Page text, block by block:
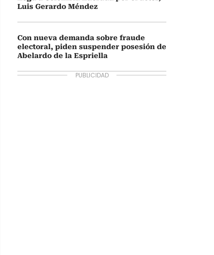
Luis Gerardo Méndez
Con nueva demanda sobre fraude
electoral, piden suspender posesión de
Abelardo de la Espriella